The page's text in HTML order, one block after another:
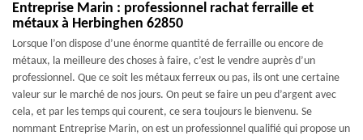
Entreprise Marin : professionnel rachat ferraille et
métaux à Herbinghen 62850
Lorsque l’on dispose d’une énorme quantité de ferraille ou encore de
métaux, la meilleure des choses à faire, c’est le vendre auprès d’un
professionnel. Que ce soit les métaux ferreux ou pas, ils ont une certaine
valeur sur le marché de nos jours. On peut se faire un peu d’argent avec
cela, et par les temps qui courent, ce sera toujours le bienvenu. Se
nommant Entreprise Marin, on est un professionnel qualifié qui propose un